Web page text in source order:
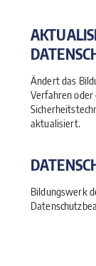
Ändert das
Verfahren
aktualisiert.
Bildungswerk